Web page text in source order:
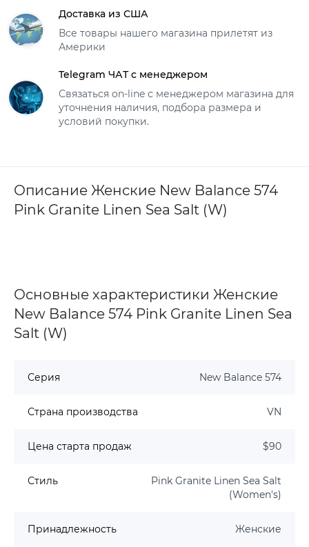
Доставка из США
Все товары нашего магазина прилетят из
Америки
Telegram ЧАТ с менеджером
Связаться on-line с менеджером магазина для
уточнения наличия, подбора размера и
условий покупки.
Описание Женские New Balance 574
Pink Granite Linen Sea Salt (W)
Основные характеристики Женские
New Balance 574 Pink Granite Linen Sea
Salt (W)
Серия New Balance 574
Страна производства VN
Цена старта продаж $90
Стиль
Pink Granite Linen Sea Salt
(Women's)
Принадлежность Женские